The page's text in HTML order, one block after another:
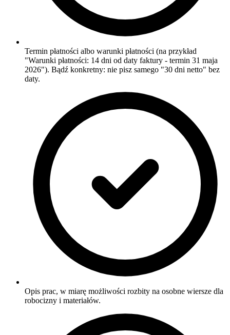
Termin płatności albo warunki płatności (na przykład
"Warunki płatności: 14 dni od daty faktury - termin 31 maja
2026"). Bądź konkretny: nie pisz samego "30 dni netto" bez
daty.
Opis prac, w miarę możliwości rozbity na osobne wiersze dla
robocizny i materiałów.